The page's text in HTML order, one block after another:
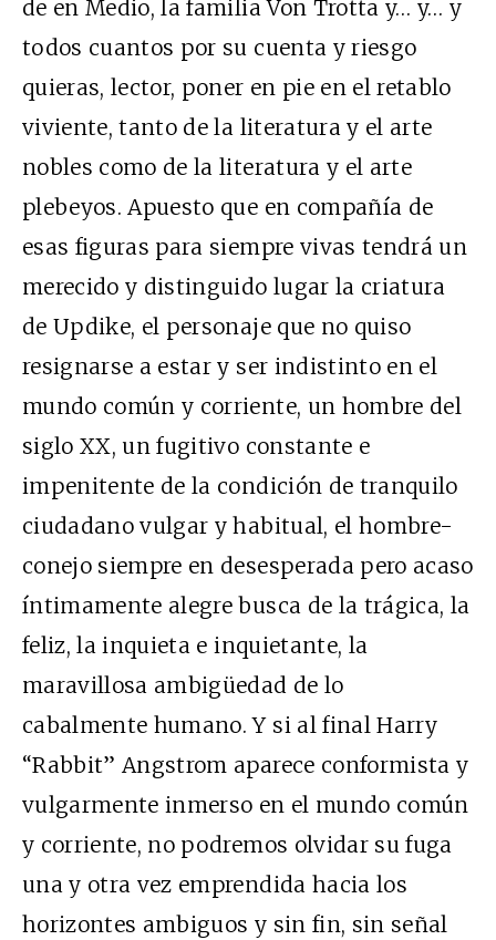
de en Medio, la familia Von Trotta y… y… y
todos cuantos por su cuenta y riesgo
quieras, lector, poner en pie en el retablo
viviente, tanto de la literatura y el arte
nobles como de la literatura y el arte
plebeyos. Apuesto que en compañía de
esas figuras para siempre vivas tendrá un
merecido y distinguido lugar la criatura
de Updike, el personaje que no quiso
resignarse a estar y ser indistinto en el
mundo común y corriente, un hombre del
siglo XX, un fugitivo constante e
impenitente de la condición de tranquilo
ciudadano vulgar y habitual, el hombre-
conejo siempre en desesperada pero acaso
íntimamente alegre busca de la trágica, la
feliz, la inquieta e inquietante, la
maravillosa ambigüedad de lo
cabalmente humano. Y si al final Harry
“Rabbit” Angstrom aparece conformista y
vulgarmente inmerso en el mundo común
y corriente, no podremos olvidar su fuga
una y otra vez emprendida hacia los
horizontes ambiguos y sin fin, sin señal